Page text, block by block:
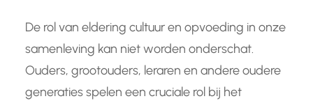
De rol van eldering cultuur en opvoeding in onze
samenleving kan niet worden onderschat.
Ouders, grootouders, leraren en andere oudere
generaties spelen een cruciale rol bij het